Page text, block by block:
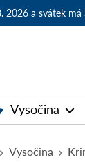
2026 a svátek má
Vysočina
Vysočina